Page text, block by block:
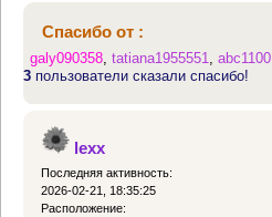
Спасибо от :
galy090358,tatiana1955551,abc1100
3 пользователи сказали спасибо!
lexx
Последняя активность:
2026-02-21, 18:35:25
Расположение: